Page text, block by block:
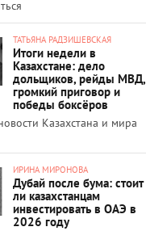
ТАТЬЯНА РАДЗИШЕВСКАЯ
Итоги недели в
Казахстане: дело
дольщиков, рейды МВД,
громкий приговор и
победы боксёров
Казахстана и мира
ИРИНА МИРОНОВА
Дубай после бума: стоит
ли казахстанцам
инвестировать в ОАЭ в
2026 году